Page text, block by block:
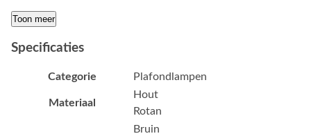
Toon meer
Specificaties
Categorie Plafondlampen
Materiaal
Hout
Rotan
Bruin